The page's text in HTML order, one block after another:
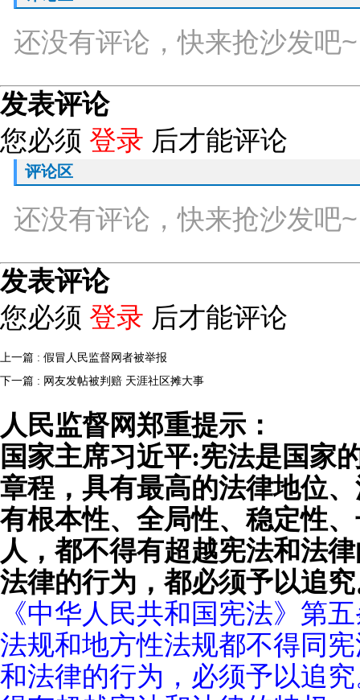
还没有评论，快来抢沙发吧~
发表评论
您必须 登录 后才能评论
评论区
还没有评论，快来抢沙发吧~
发表评论
您必须 登录 后才能评论
上一篇 : 假冒人民监督网者被举报
下一篇 : 网友发帖被判赔 天涯社区摊大事
人民监督网郑重提示：
国家主席习近平:宪法是国家
章程，具有最高的法律地位
有根本性、全局性、稳定性
人，都不得有超越宪法和法
法律的行为，都必须予以追
《中华人民共和国宪法》第
法规和地方性法规都不得同
和法律的行为，必须予以追